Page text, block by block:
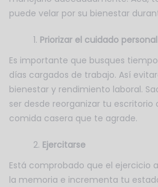
puede velar por su bienestar
Priorizar el cuidado personal
Es importante que busques
días cargados de trabajo. Así
bienestar y rendimiento laboral.
ser desde reorganizar tu
comida casera que te agrade.
Ejercitarse
Está comprobado que el ejercicio
la memoria e incrementa tu